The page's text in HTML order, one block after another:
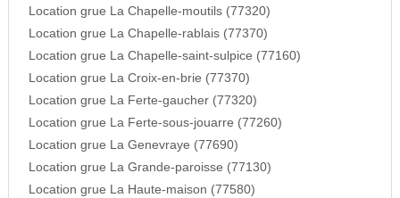
Location grue La Chapelle-moutils (77320)
Location grue La Chapelle-rablais (77370)
Location grue La Chapelle-saint-sulpice (77160)
Location grue La Croix-en-brie (77370)
Location grue La Ferte-gaucher (77320)
Location grue La Ferte-sous-jouarre (77260)
Location grue La Genevraye (77690)
Location grue La Grande-paroisse (77130)
Location grue La Haute-maison (77580)